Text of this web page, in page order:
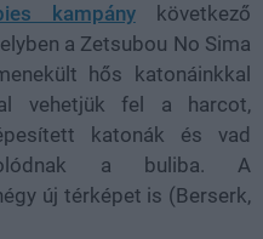
kampánykövetkező
a Zetsubou No Sima
hős katonáinkkal
vehetjük fel a harcot,
katonák és vad
a buliba. A
új térképet is (Berserk,